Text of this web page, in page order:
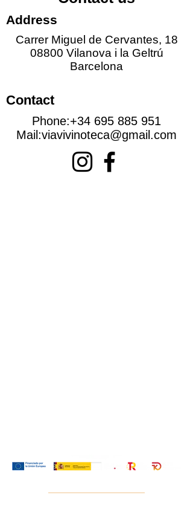
Address
Carrer Miguel de Cervantes, 18
08800 Vilanova i la Geltrú
Barcelona
Contact
Phone:+34 695 885 951
Mail:viavivinoteca@gmail.com